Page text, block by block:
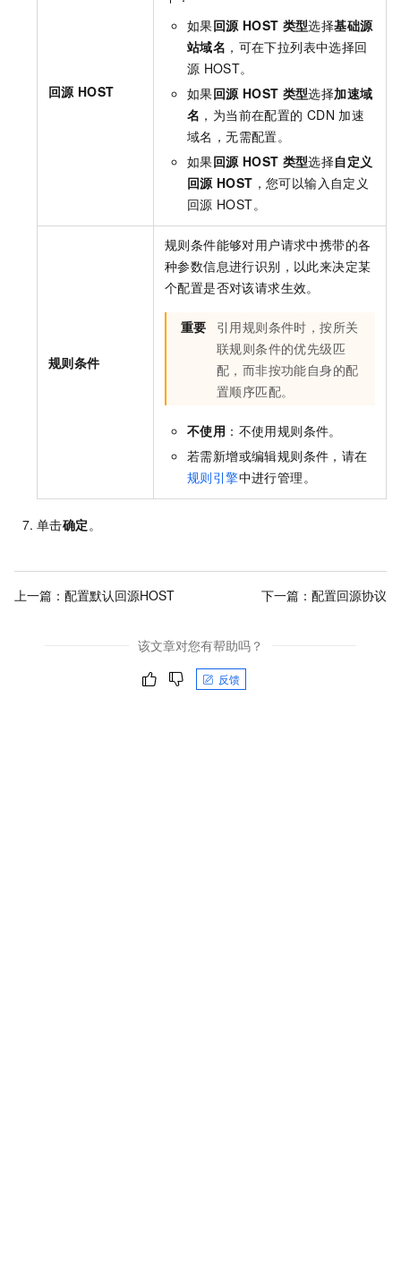
回源 HOST
如果回源 HOST 类型选择基础源
站域名 ，可在下拉列表中选择回
源 HOST。
如果回源 HOST 类型选择加速域
名 ，为当前在配置的 CDN 加速
域名，无需配置。
如果回源 HOST 类型选择自定义
回源 HOST ，您可以输入自定义
回源 HOST。
规则条件
规则条件能够对用户请求中携带的各
种参数信息进行识别，以此来决定某
个配置是否对该请求生效。
重要
引用规则条件时，按所关
联规则条件的优先级匹
配，而非按功能自身的配
置顺序匹配。
不使用 ：不使用规则条件。
若需新增或编辑规则条件，请在
规则引擎中进行管理。
单击确定。
上一篇： 配置默认回源HOST 下一篇： 配置回源协议
该文章对您有帮助吗？
反馈